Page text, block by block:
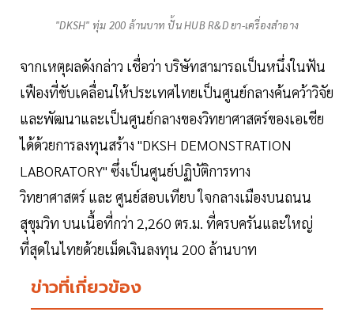
"DKSH" ทุ่ม 200 ล้านบาท ปั้น HUB R&D ยา-เครื่องสำอาง
จากเหตุผลดังกล่าว เชื่อว่า บริษัทสามารถเป็นหนึ่งในฟัน
เฟืองที่ขับเคลื่อนให้ประเทศไทยเป็นศูนย์กลางค้นคว้าวิจัย
และพัฒนาและเป็นศูนย์กลางของวิทยาศาสตร์ของเอเชีย
ได้ด้วยการลงทุนสร้าง "DKSH DEMONSTRATION
LABORATORY" ซึ่งเป็นศูนย์ปฏิบัติการทาง
วิทยาศาสตร์ และ ศูนย์สอบเทียบ ใจกลางเมืองบนถนน
สุขุมวิท บนเนื้อที่กว่า 2,260 ตร.ม. ที่ครบครันและใหญ่
ที่สุดในไทยด้วยเม็ดเงินลงทุน 200 ล้านบาท
ข่าวที่เกี่ยวข้อง